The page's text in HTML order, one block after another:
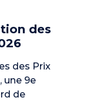
des
des Prix
une 9e
de